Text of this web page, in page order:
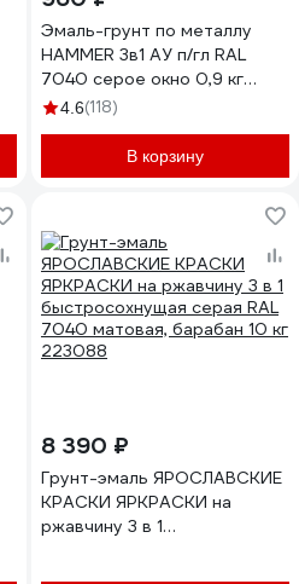
Эмаль-грунт по металлу
HAMMER 3в1 АУ п/гл RAL
7040 серое окно 0,9 кг
ЭК000133622
4.6(118)
В корзину
8 390 ₽
Грунт-эмаль ЯРОСЛАВСКИЕ
КРАСКИ ЯРКРАСКИ на
ржавчину 3 в 1